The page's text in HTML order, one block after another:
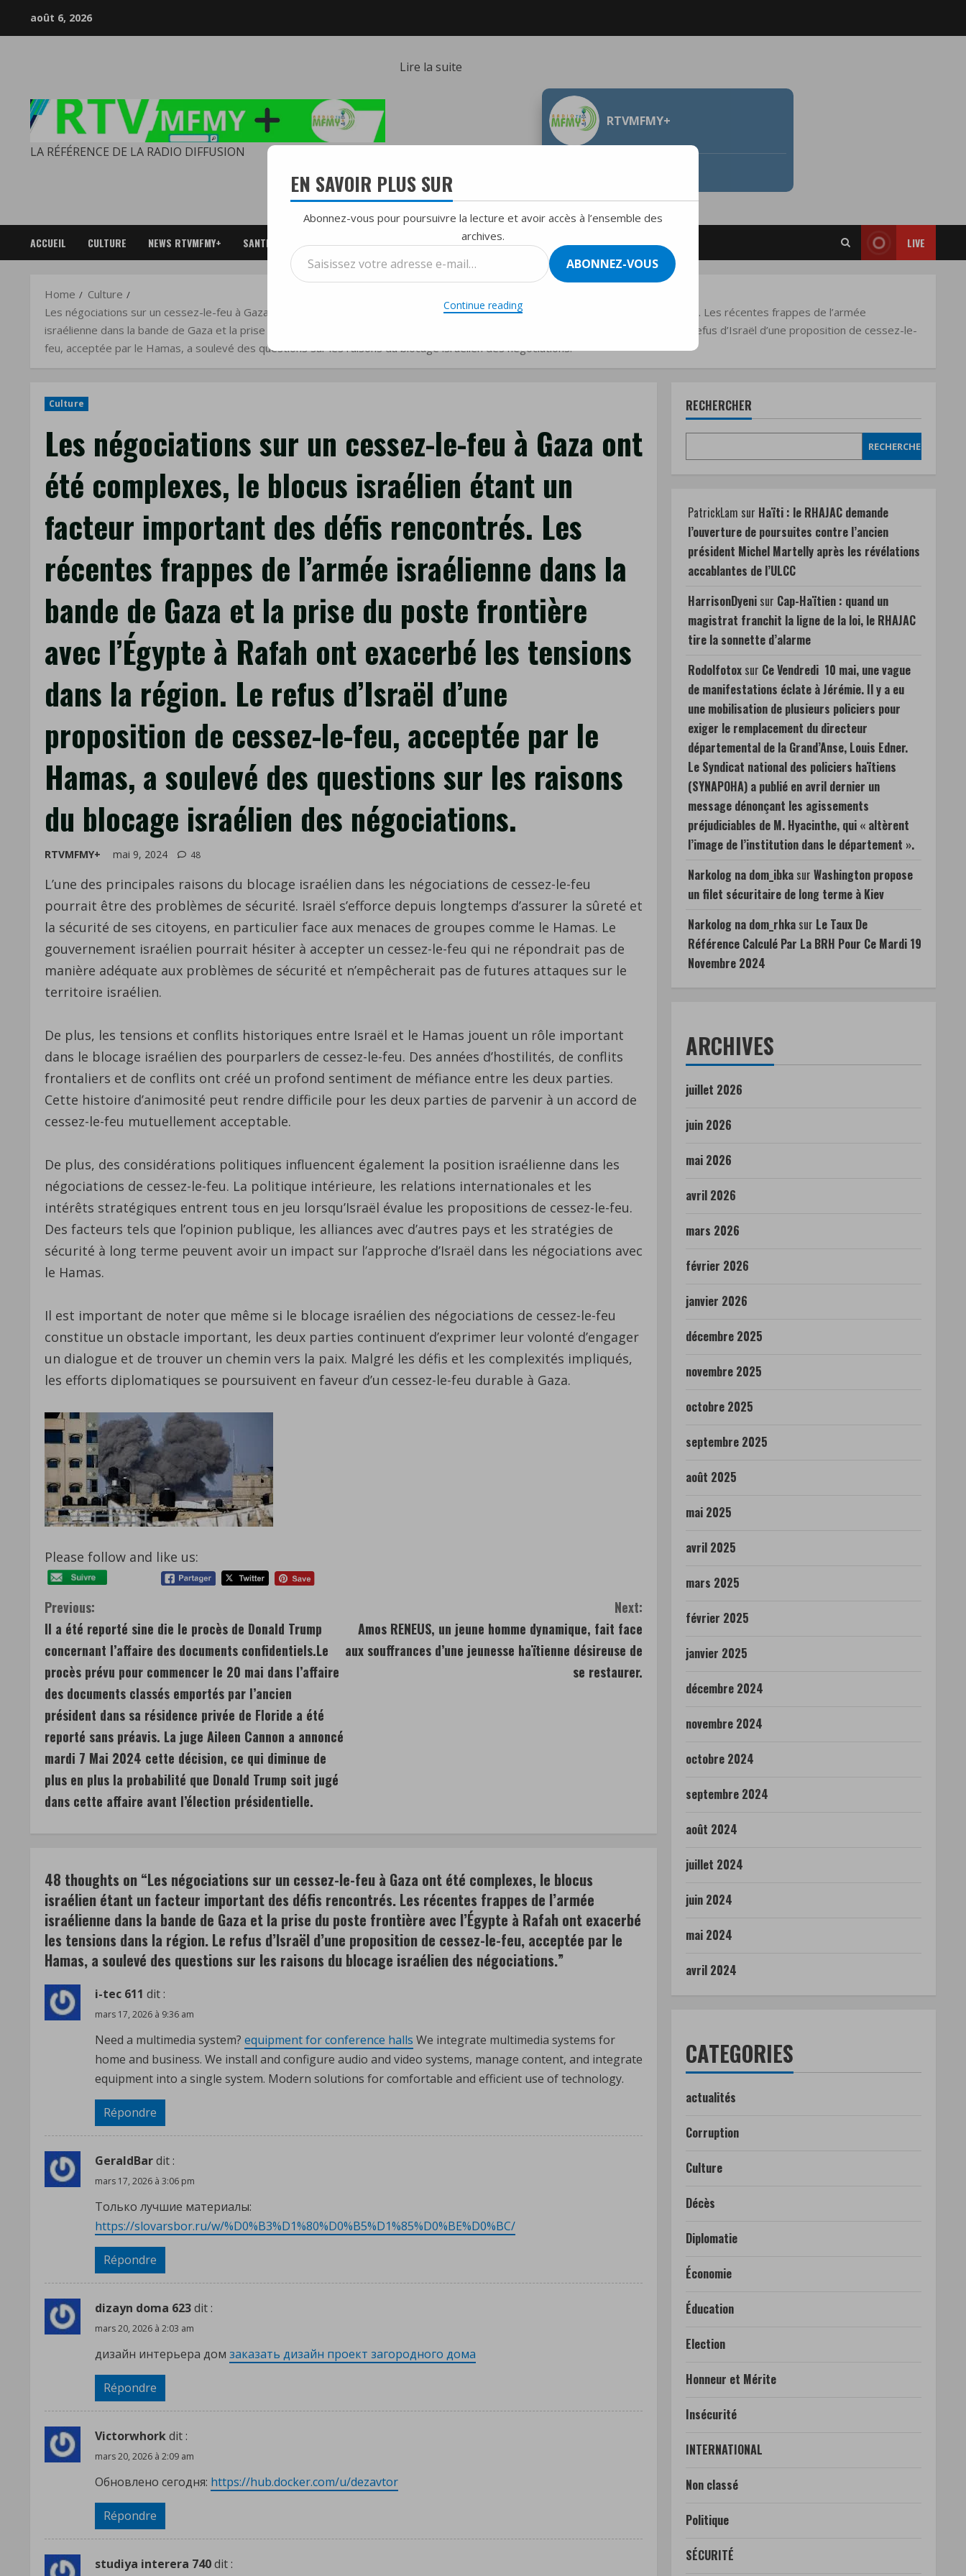
août 6, 2026
LA RÉFÉRENCE DE LA RADIO DIFFUSION
Lire la suite
un
feu
à
Gaza
ont
été
complexes,
le
israélien
important
des
défis
rencontrés.
Les
récentes
de
israélienne
la
bande
de
Gaza
la
du
poste
frontière
à
Rafah
exacerbé
les
tensions
région.
Le
refus
d’Israël
cessez-
le-
feu,
acceptée
par
des
questions
sur
RTVMFMY+
ACCUEIL CULTURE NEWS RTVMFMY+ SANTE SPORT TOP HIT DU MOIS LIVE
Home
Culture
Les négociations sur un cessez-le-feu à Gaza ont été complexes, le blocus israélien étant un facteur important des défis rencontrés. Les récentes frappes de l’armée
israélienne dans la bande de Gaza et la prise du poste frontière avec l’Égypte à Rafah ont exacerbé les tensions dans la région. Le refus d’Israël d’une proposition de cessez-le-
feu, acceptée par le Hamas, a soulevé des questions sur les raisons du blocage israélien des négociations.
Culture
Les négociations sur un cessez-le-feu à Gaza ont
été complexes, le blocus israélien étant un
facteur important des défis rencontrés. Les
récentes frappes de l’armée israélienne dans la
bande de Gaza et la prise du poste frontière
avec l’Égypte à Rafah ont exacerbé les tensions
dans la région. Le refus d’Israël d’une
proposition de cessez-le-feu, acceptée par le
Hamas, a soulevé des questions sur les raisons
du blocage israélien des négociations.
RTVMFMY+ mai 9, 2024 48
L’une des principales raisons du blocage israélien dans les négociations de cessez-le-feu
pourrait être des problèmes de sécurité. Israël s’efforce depuis longtemps d’assurer la sûreté et
la sécurité de ses citoyens, en particulier face aux menaces de groupes comme le Hamas. Le
gouvernement israélien pourrait hésiter à accepter un cessez-le-feu qui ne répondrait pas de
manière adéquate aux problèmes de sécurité et n’empêcherait pas de futures attaques sur le
territoire israélien.
De plus, les tensions et conflits historiques entre Israël et le Hamas jouent un rôle important
dans le blocage israélien des pourparlers de cessez-le-feu. Des années d’hostilités, de conflits
frontaliers et de conflits ont créé un profond sentiment de méfiance entre les deux parties.
Cette histoire d’animosité peut rendre difficile pour les deux parties de parvenir à un accord de
cessez-le-feu mutuellement acceptable.
De plus, des considérations politiques influencent également la position israélienne dans les
négociations de cessez-le-feu. La politique intérieure, les relations internationales et les
intérêts stratégiques entrent tous en jeu lorsqu’Israël évalue les propositions de cessez-le-feu.
Des facteurs tels que l’opinion publique, les alliances avec d’autres pays et les stratégies de
sécurité à long terme peuvent avoir un impact sur l’approche d’Israël dans les négociations avec
le Hamas.
Il est important de noter que même si le blocage israélien des négociations de cessez-le-feu
constitue un obstacle important, les deux parties continuent d’exprimer leur volonté d’engager
un dialogue et de trouver un chemin vers la paix. Malgré les défis et les complexités impliqués,
les efforts diplomatiques se poursuivent en faveur d’un cessez-le-feu durable à Gaza.
Please follow and like us:
C
o
n
t
i
n
u
e
a
d
i
n
Previous:
Il a été reporté sine die le procès de Donald Trump
concernant l’affaire des documents confidentiels.Le
procès prévu pour commencer le 20 mai dans l’affaire
des documents classés emportés par l’ancien
président dans sa résidence privée de Floride a été
reporté sans préavis. La juge Aileen Cannon a annoncé
mardi 7 Mai 2024 cette décision, ce qui diminue de
plus en plus la probabilité que Donald Trump soit jugé
dans cette affaire avant l’élection présidentielle.
Next:
Amos RENEUS, un jeune homme dynamique, fait face
aux souffrances d’une jeunesse haïtienne désireuse de
se restaurer.
48 thoughts on “Les négociations sur un cessez-le-feu à Gaza ont été complexes, le blocus
israélien étant un facteur important des défis rencontrés. Les récentes frappes de l’armée
israélienne dans la bande de Gaza et la prise du poste frontière avec l’Égypte à Rafah ont exacerbé
les tensions dans la région. Le refus d’Israël d’une proposition de cessez-le-feu, acceptée par le
Hamas, a soulevé des questions sur les raisons du blocage israélien des négociations.”
i-tec 611 dit :
mars 17, 2026 à 9:36 am
Need a multimedia system? equipment for conference halls We integrate multimedia systems for
home and business. We install and configure audio and video systems, manage content, and integrate
equipment into a single system. Modern solutions for comfortable and efficient use of technology.
Répondre
GeraldBardit :
mars 17, 2026 à 3:06 pm
Только лучшие материалы:
https://slovarsbor.ru/w/%D0%B3%D1%80%D0%B5%D1%85%D0%BE%D0%BC/
Répondre
dizayn doma 623dit :
mars 20, 2026 à 2:03 am
дизайн интерьера дом заказать дизайн проект загородного дома
Répondre
Victorwhorkdit :
mars 20, 2026 à 2:09 am
Обновлено сегодня: https://hub.docker.com/u/dezavtor
Répondre
studiya interera 740dit :
RECHERCHER
RECHERCHER
PatrickLam sur Haïti : le RHAJAC demande
l’ouverture de poursuites contre l’ancien
président Michel Martelly après les révélations
accablantes de l’ULCC
HarrisonDyeni sur Cap-Haïtien : quand un
magistrat franchit la ligne de la loi, le RHAJAC
tire la sonnette d’alarme
Rodolfotox sur Ce Vendredi 10 mai, une vague
de manifestations éclate à Jérémie. Il y a eu
une mobilisation de plusieurs policiers pour
exiger le remplacement du directeur
départemental de la Grand’Anse, Louis Edner.
Le Syndicat national des policiers haïtiens
(SYNAPOHA) a publié en avril dernier un
message dénonçant les agissements
préjudiciables de M. Hyacinthe, qui « altèrent
l’image de l’institution dans le département ».
Narkolog na dom_ibka sur Washington propose
un filet sécuritaire de long terme à Kiev
Narkolog na dom_rhka sur Le Taux De
Référence Calculé Par La BRH Pour Ce Mardi 19
Novembre 2024
ARCHIVES
juillet 2026
juin 2026
mai 2026
avril 2026
mars 2026
février 2026
janvier 2026
décembre 2025
novembre 2025
octobre 2025
septembre 2025
août 2025
mai 2025
avril 2025
mars 2025
février 2025
janvier 2025
décembre 2024
novembre 2024
octobre 2024
septembre 2024
août 2024
juillet 2024
juin 2024
mai 2024
avril 2024
CATEGORIES
actualités
Corruption
Culture
Décès
Diplomatie
Économie
Éducation
Election
Honneur et Mérite
Insécurité
INTERNATIONAL
Non classé
Politique
SÉCURITÉ
EN SAVOIR PLUS SUR
Abonnez-vous pour poursuivre la lecture et avoir accès à l’ensemble des
archives.
Saisissez
votre
ABONNEZ-VOUS
Continue reading